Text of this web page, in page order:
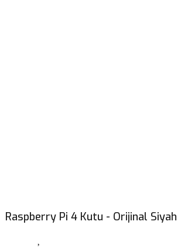
Raspberry Pi 4 Kutu - Orijinal Siyah